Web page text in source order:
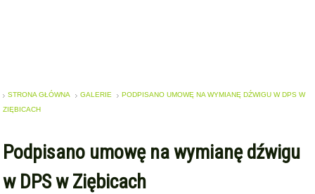
STRONA GŁÓWNA GALERIE
PODPISANO UMOWĘ NA WYMIANĘ DŹWIGU W DPS W
ZIĘBICACH
Podpisano umowę na wymianę dźwigu
w DPS w Ziębicach